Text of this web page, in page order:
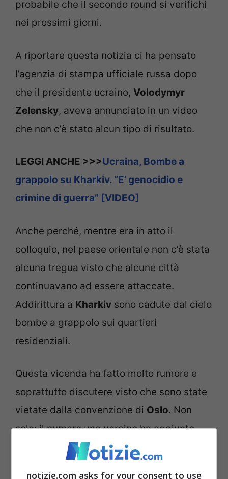
probabile che il secondo round si verifichi
nei prossimi giorni.
A riportare questa notizia ci ha pensato
l’agenzia di stampa ufficiale russa dopo
che il presidente ucraino, Volodymyr
Zelensky, aveva annunciato in un video
che non c’è stato alcun tipo di risultato.
LEGGI ANCHE >>>Ucraina, Bombe a
grappolo su Kharkiv. “E’ genocidio e
crimine di guerra” [VIDEO]
Anche perché, mentre era in atto il
colloquio, nel paese orientale non c’è stata
alcuna tregua visto che alcune città
continuavano ad essere attaccate.
Addirittura a Kharkiv sono cadute dal cielo
bombe a grappolo sui quartieri
residenziali.
Questa vicenda ha fatto molto rumore e
soprattutto discutere visto che sono state
vietate dalla convenzione di Oslo. Non
solo: il numero uno ucraino ha aggiunto
inoltre che i loro avversari stanno
notizie.com asks for your consent to use